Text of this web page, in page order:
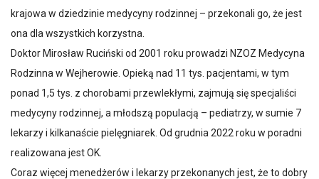
krajowa w dziedzinie medycyny rodzinnej – przekonali go, że jest
ona dla wszystkich korzystna.
Doktor Mirosław Ruciński od 2001 roku prowadzi NZOZ Medycyna
Rodzinna w Wejherowie. Opieką nad 11 tys. pacjentami, w tym
ponad 1,5 tys. z chorobami przewlekłymi, zajmują się specjaliści
medycyny rodzinnej, a młodszą populacją – pediatrzy, w sumie 7
lekarzy i kilkanaście pielęgniarek. Od grudnia 2022 roku w poradni
realizowana jest OK.
Coraz więcej menedżerów i lekarzy przekonanych jest, że to dobry